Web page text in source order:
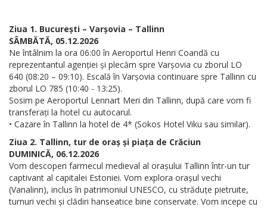
Ziua 1. București – Varșovia – Tallinn
SÂMBĂTĂ, 05.12.2026
Ne întâlnim la ora 06:00 în Aeroportul Henri Coandă cu
reprezentantul agenției și plecăm spre Varșovia cu zborul LO
640 (08:20 – 09:10). Escală în Varșovia continuare spre Tallinn cu
zborul LO 785 (10:40 - 13:25).
Sosim pe Aeroportul Lennart Meri din Tallinn, după care vom fi
transferați la hotel cu autocarul.
• Cazare în Tallinn la hotel de 4* (Sokos Hotel Viku sau similar).
Ziua 2. Tallinn, tur de oraș și piața de Crăciun
DUMINICĂ, 06.12.2026
Vom descoperi farmecul medieval al orașului Tallinn într-un tur
captivant al capitalei Estoniei. Vom explora orașul vechi
(Vanalinn), inclus în patrimoniul UNESCO, cu străduțe pietruite,
turnuri vechi și clădiri hanseatice bine conservate. Vom incepe cu